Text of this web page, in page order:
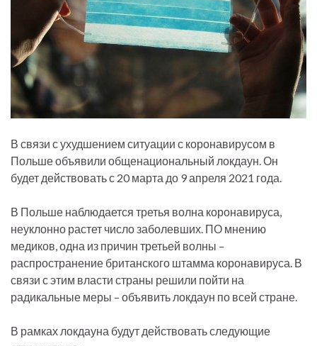
В связи с ухудшением ситуации с коронавирусом в
Польше объявили общенациональный локдаун. Он
будет действовать с 20 марта до 9 апреля 2021 года.
В Польше наблюдается третья волна коронавируса,
неуклонно растет число заболевших. ПО мнению
медиков, одна из причин третьей волны –
распространение британского штамма коронавируса. В
связи с этим власти страны решили пойти на
радикальные меры – объявить локдаун по всей стране.
В рамках локдауна будут действовать следующие